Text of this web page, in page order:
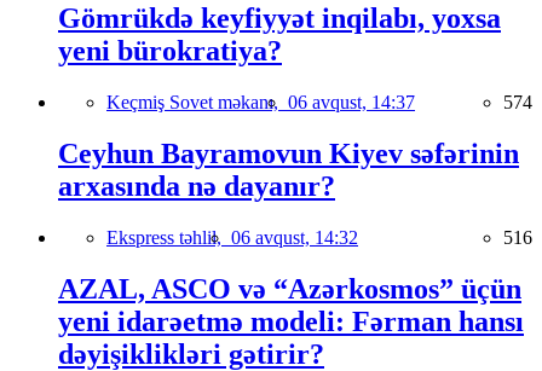
Gömrükdə keyfiyyət inqilabı, yoxsa
yeni bürokratiya?
Keçmiş Sovet məkanı, 06 avqust, 14:37 574
Ceyhun Bayramovun Kiyev səfərinin
arxasında nə dayanır?
Ekspress təhlil, 06 avqust, 14:32 516
AZAL, ASCO və “Azərkosmos” üçün
yeni idarəetmə modeli: Fərman hansı
dəyişiklikləri gətirir?